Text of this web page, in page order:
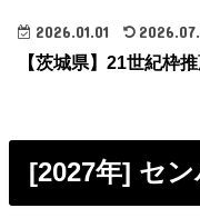
2026.01.01
【茨城県】21世紀枠
[2027年] セ